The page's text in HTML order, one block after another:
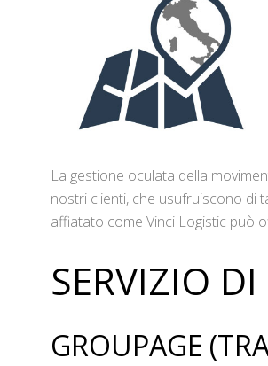
La gestione oculata della
nostri clienti, che usufruiscono di
affiatato come Vinci Logistic può
SERVIZIO
GROUPAGE